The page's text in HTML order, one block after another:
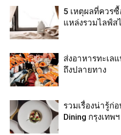
5 เหตุผลที่ควร
แหล่งรวมไลฟ์ส
ส่งอาหารทะเล
ถึงปลายทาง
รวมเรื่องน่ารู้ก่
Dining กรุงเทพฯ